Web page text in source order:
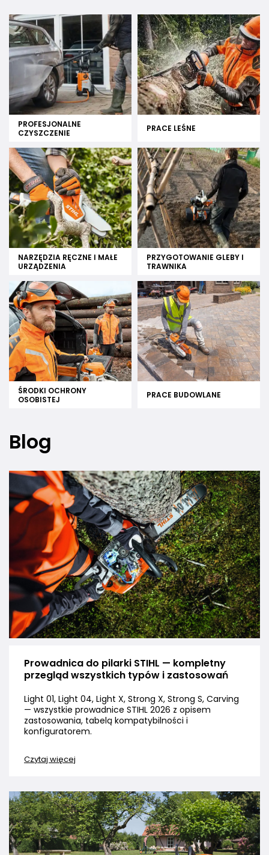
PROFESJONALNE
CZYSZCZENIE
PRACE LEŚNE
NARZĘDZIA RĘCZNE I MAŁE
URZĄDZENIA
PRZYGOTOWANIE GLEBY I
TRAWNIKA
ŚRODKI OCHRONY
OSOBISTEJ
PRACE BUDOWLANE
Blog
Prowadnica do pilarki STIHL — kompletny
przegląd wszystkich typów i zastosowań
Light 01, Light 04, Light X, Strong X, Strong S, Carving
— wszystkie prowadnice STIHL 2026 z opisem
zastosowania, tabelą kompatybilności i
konfiguratorem.
Czytaj więcej